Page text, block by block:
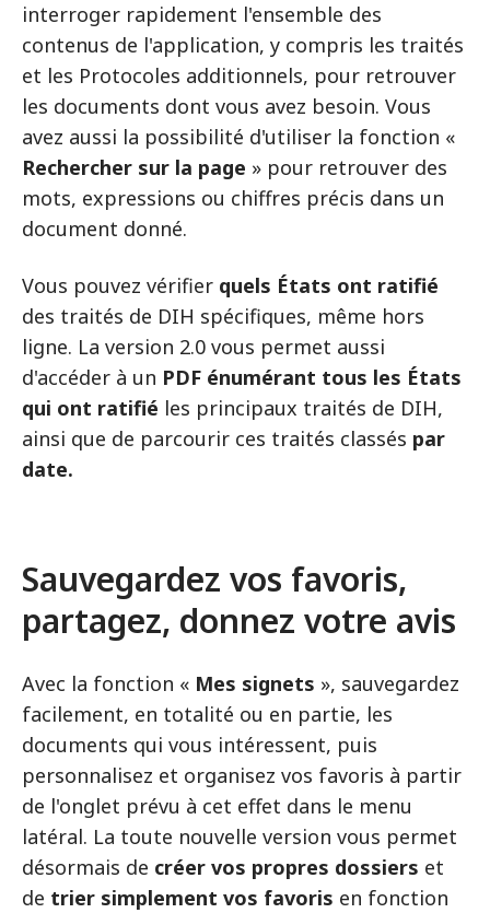
interroger rapidement l'ensemble des
contenus de l'application, y compris les traités
et les Protocoles additionnels, pour retrouver
les documents dont vous avez besoin. Vous
avez aussi la possibilité d'utiliser la fonction «
Rechercher sur la page » pour retrouver des
mots, expressions ou chiffres précis dans un
document donné.
Vous pouvez vérifier quels États ont ratifié
des traités de DIH spécifiques, même hors
ligne. La version 2.0 vous permet aussi
d'accéder à un PDF énumérant tous les États
qui ont ratifié les principaux traités de DIH,
ainsi que de parcourir ces traités classés par
date.
Sauvegardez vos favoris,
partagez, donnez votre avis
Avec la fonction « Mes signets », sauvegardez
facilement, en totalité ou en partie, les
documents qui vous intéressent, puis
personnalisez et organisez vos favoris à partir
de l'onglet prévu à cet effet dans le menu
latéral. La toute nouvelle version vous permet
désormais de créer vos propres dossiers et
de trier simplement vos favoris en fonction